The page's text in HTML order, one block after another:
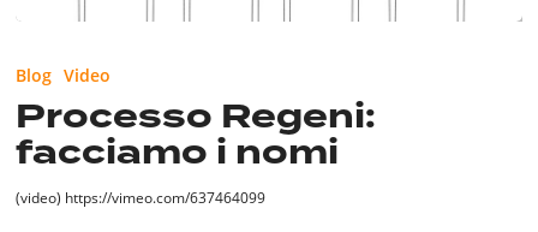
facciamo
nomi
Blog Video
Processo Regeni:
facciamo i nomi
(video) https://vimeo.com/637464099